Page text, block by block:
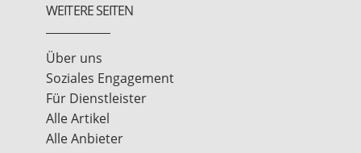
WEITERE SEITEN
Über uns
Soziales Engagement
Für Dienstleister
Alle Artikel
Alle Anbieter